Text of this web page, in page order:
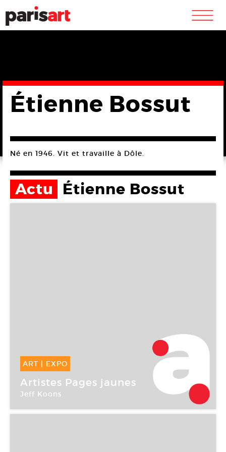
m
Étienne Bossut
Né en 1946. Vit et travaille à Dôle.
Actu Étienne Bossut
ART | EXPO
10 Jan -18 Fév 2006
Artistes Pages jaunes
Jeff Koons